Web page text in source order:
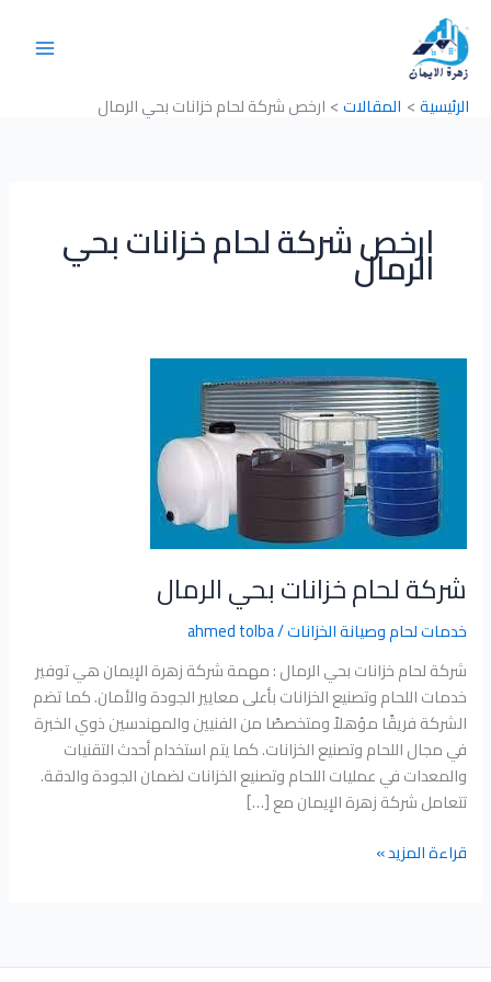
المحتوى
الرئيسية
المقالات ارخص شركة لحام خزانات بحي الرمال
ارخص شركة لحام خزانات بحي
الرمال
شركة لحام خزانات بحي الرمال
خدمات لحام وصيانة الخزانات/
ahmed tolba
شركة لحام خزانات بحي الرمال : مهمة شركة زهرة الإيمان هي توفير
خدمات اللحام وتصنيع الخزانات بأعلى معايير الجودة والأمان. كما تضم
الشركة فريقًا مؤهلاً ومتخصصًا من الفنيين والمهندسين ذوي الخبرة
في مجال اللحام وتصنيع الخزانات. كما يتم استخدام أحدث التقنيات
والمعدات في عمليات اللحام وتصنيع الخزانات لضمان الجودة والدقة.
تتعامل شركة زهرة الإيمان مع […]
لحام
خزانات
بحي
الرمال
قراءة المزيد »